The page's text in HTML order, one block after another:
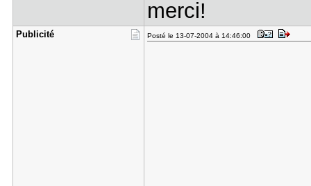
merci!
Publicité Posté le 13-07-2004 à 14:46:00